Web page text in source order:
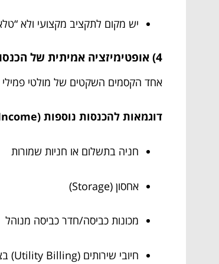
יש מקום לתקציב מקצועי ולא
4) אופטימיזציה אמיתית של הכנסות: לא רק “להעלות שכירות”
אחד הקסמים השקטים של מולטי
דוגמאות להכנסות נוספות (Ancillary Income) שאפשר למצוא במתחמים:
חניה בתשלום או חניות שמורות
אחסון (Storage)
מכונות כביסה/חדר כביסה מנוהל
חיובי שירותים (Utility Billing) בצורה מסודרת